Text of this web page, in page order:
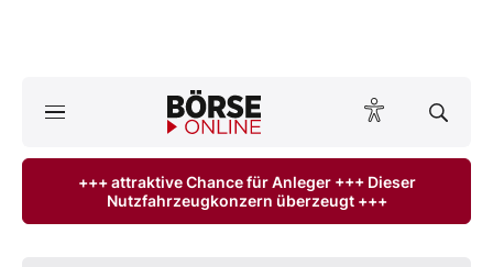
ktuelle Ausgabe BÖRSE ONLINE lesen
+++ attraktive Chance für Anleger +++ Dieser
Nutzfahrzeugkonzern überzeugt +++